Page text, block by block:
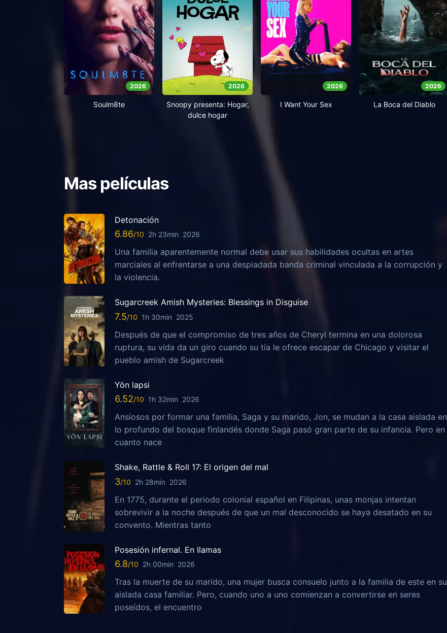
2026
Soulm8te
2026
Snoopy presenta: Hogar,
dulce hogar
2026
I Want Your Sex
2026
La Boca del Diablo
Mas películas
Detonación
6.86 2h 23min 2026
Una familia aparentemente normal debe usar sus habilidades ocultas en artes
marciales al enfrentarse a una despiadada banda criminal vinculada a la corrupción y
la violencia.
Sugarcreek Amish Mysteries: Blessings in Disguise
7.5 1h 30min 2025
Después de que el compromiso de tres años de Cheryl termina en una dolorosa
ruptura, su vida da un giro cuando su tía le ofrece escapar de Chicago y visitar el
pueblo amish de Sugarcreek
Yön lapsi
6.52 1h 32min 2026
Ansiosos por formar una familia, Saga y su marido, Jon, se mudan a la casa aislada en
lo profundo del bosque finlandés donde Saga pasó gran parte de su infancia. Pero en
cuanto nace
Shake, Rattle & Roll 17: El origen del mal
3 2h 28min 2026
En 1775, durante el periodo colonial español en Filipinas, unas monjas intentan
sobrevivir a la noche después de que un mal desconocido se haya desatado en su
convento. Mientras tanto
Posesión infernal. En llamas
6.8 2h 00min 2026
Tras la muerte de su marido, una mujer busca consuelo junto a la familia de este en su
aislada casa familiar. Pero, cuando uno a uno comienzan a convertirse en seres
poseídos, el encuentro